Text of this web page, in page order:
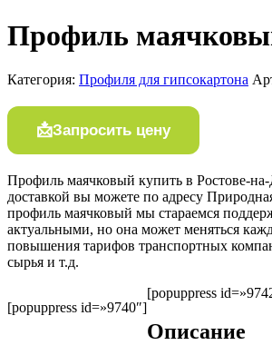
Профиль
Категория: Профиля для гипсокартона
Запросить цену
Профиль маячковый купить в Ростове-
доставкой вы можете по адресу
профиль маячковый мы стараемся
актуальными, но она может меняться
повышения тарифов транспортных
сырья и т.д.
[popuppress id=»9740″]
[popuppress
Описание